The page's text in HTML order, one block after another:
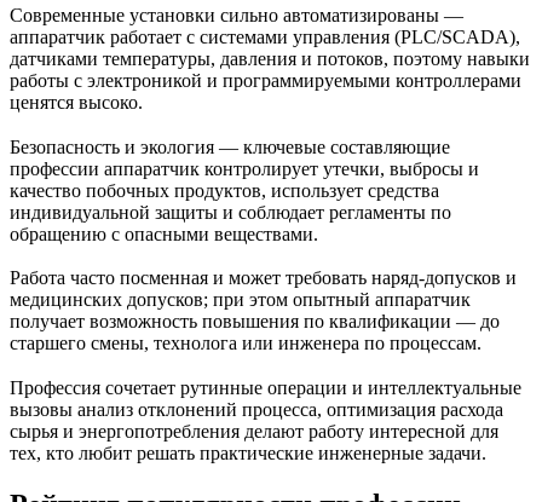
Современные установки сильно автоматизированы —
аппаратчик работает с системами управления (PLC/SCADA),
датчиками температуры, давления и потоков, поэтому навыки
работы с электроникой и программируемыми контроллерами
ценятся высоко.
Безопасность и экология — ключевые составляющие
профессии аппаратчик контролирует утечки, выбросы и
качество побочных продуктов, использует средства
индивидуальной защиты и соблюдает регламенты по
обращению с опасными веществами.
Работа часто посменная и может требовать наряд‑допусков и
медицинских допусков; при этом опытный аппаратчик
получает возможность повышения по квалификации — до
старшего смены, технолога или инженера по процессам.
Профессия сочетает рутинные операции и интеллектуальные
вызовы анализ отклонений процесса, оптимизация расхода
сырья и энергопотребления делают работу интересной для
тех, кто любит решать практические инженерные задачи.